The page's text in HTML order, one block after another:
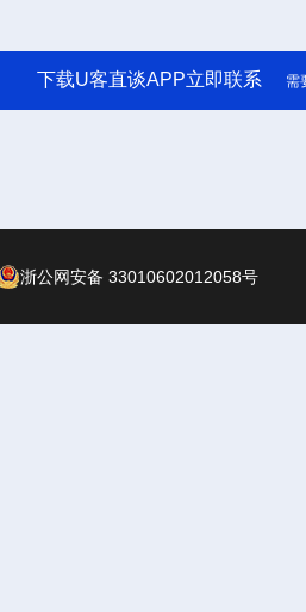
下载U客直谈APP立即联系 需
浙公网安备 33010602012058号